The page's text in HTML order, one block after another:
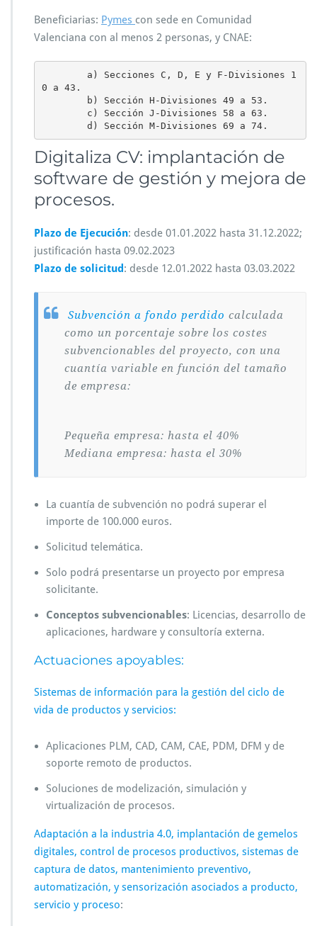
Beneficiarias: Pymes con sede en Comunidad
Valenciana con al menos 2 personas, y CNAE:
0 a 43.
        d) Sección M-Divisiones 69 a 74.
Digitaliza CV: implantación de
software de gestión y mejora de
procesos.
Plazo de Ejecución: desde 01.01.2022 hasta 31.12.2022;
justificación hasta 09.02.2023
Plazo de solicitud : desde 12.01.2022 hasta 03.03.2022
Subvención a fondo perdido calculada
como un porcentaje sobre los costes
subvencionables del proyecto, con una
cuantía variable en función del tamaño
de empresa:
Pequeña empresa: hasta el 40%
Mediana empresa: hasta el 30%
La cuantía de subvención no podrá superar el
importe de 100.000 euros.
Solicitud telemática.
Solo podrá presentarse un proyecto por empresa
solicitante.
Conceptos subvencionables: Licencias, desarrollo de
aplicaciones, hardware y consultoría externa.
Actuaciones apoyables:
Sistemas de información para la gestión del ciclo de
vida de productos y servicios:
Aplicaciones PLM, CAD, CAM, CAE, PDM, DFM y de
soporte remoto de productos.
Soluciones de modelización, simulación y
virtualización de procesos.
Adaptación a la industria 4.0, implantación de gemelos
digitales, control de procesos productivos, sistemas de
captura de datos, mantenimiento preventivo,
automatización, y sensorización asociados a producto,
servicio y proceso: